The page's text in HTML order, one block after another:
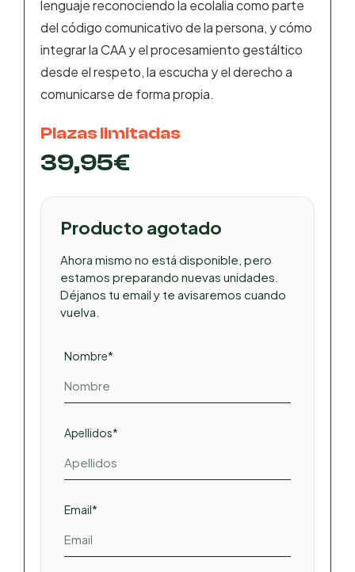
lenguaje reconociendo la ecolalia como parte
del código comunicativo de la persona, y cómo
integrar la CAA y el procesamiento gestáltico
desde el respeto, la escucha y el derecho a
comunicarse de forma propia.
Plazas limitadas
39,95€
Producto agotado
Ahora mismo no está disponible, pero
estamos preparando nuevas unidades.
Déjanos tu email y te avisaremos cuando
vuelva.
Nombre*
Apellidos*
Email*